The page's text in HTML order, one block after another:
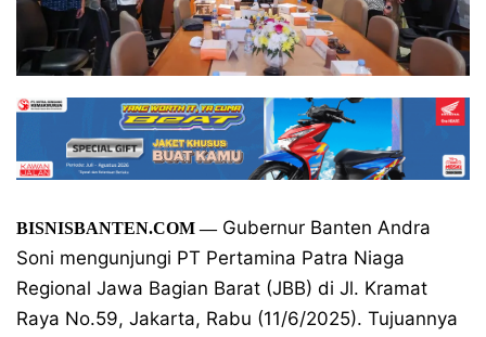
BISNISBANTEN.COM—Gubernur Banten Andra
Soni mengunjungi PT Pertamina Patra Niaga
Regional Jawa Bagian Barat (JBB) di Jl. Kramat
Raya No.59, Jakarta, Rabu (11/6/2025). Tujuannya